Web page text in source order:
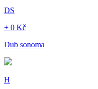
DS
+ 0 Kč
Dub sonoma
H